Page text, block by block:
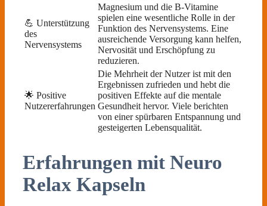
💪 Unterstützung
des
Nervensystems
Magnesium und die B-Vitamine
spielen eine wesentliche Rolle in der
Funktion des Nervensystems. Eine
ausreichende Versorgung kann helfen,
Nervosität und Erschöpfung zu
reduzieren.
🌟 Positive
Nutzererfahrungen
Die Mehrheit der Nutzer ist mit den
Ergebnissen zufrieden und hebt die
positiven Effekte auf die mentale
Gesundheit hervor. Viele berichten
von einer spürbaren Entspannung und
gesteigerten Lebensqualität.
Erfahrungen mit Neuro
Relax Kapseln